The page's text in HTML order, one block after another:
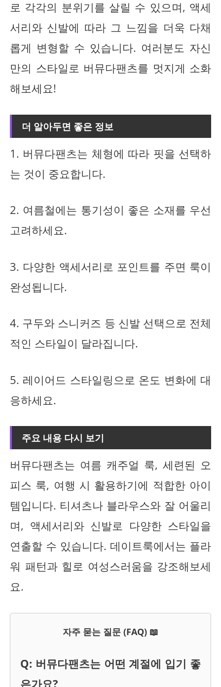
로 각각의 분위기를 살릴 수 있으며, 액세
서리와 신발에 따라 그 느낌을 더욱 다채
롭게 변형할 수 있습니다. 여러분도 자신
만의 스타일로 버뮤다팬츠를 멋지게 소화
해보세요!
더 알아두면 좋은 정보
1. 버뮤다팬츠는 체형에 따라 핏을 선택하
는 것이 중요합니다.
2. 여름철에는 통기성이 좋은 소재를 우선
고려하세요.
3. 다양한 액세서리로 포인트를 주면 룩이
완성됩니다.
4. 구두와 스니커즈 등 신발 선택으로 전체
적인 스타일이 달라집니다.
5. 레이어드 스타일링으로 온도 변화에 대
응하세요.
주요 내용 다시 보기
버뮤다팬츠는 여름 캐주얼 룩, 세련된 오
피스 룩, 여행 시 활용하기에 적합한 아이
템입니다. 티셔츠나 블라우스와 잘 어울리
며, 액세서리와 신발로 다양한 스타일을
연출할 수 있습니다. 데이트룩에서는 플라
워 패턴과 힐로 여성스러움을 강조해보세
요.
자주 묻는 질문 (FAQ) 📖
Q: 버뮤다팬츠는 어떤 계절에 입기 좋
은가요?